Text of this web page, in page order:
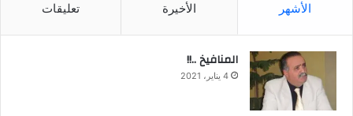
الأشهر الأخيرة تعليقات
المنافيخ ..!!
4 يناير، 2021